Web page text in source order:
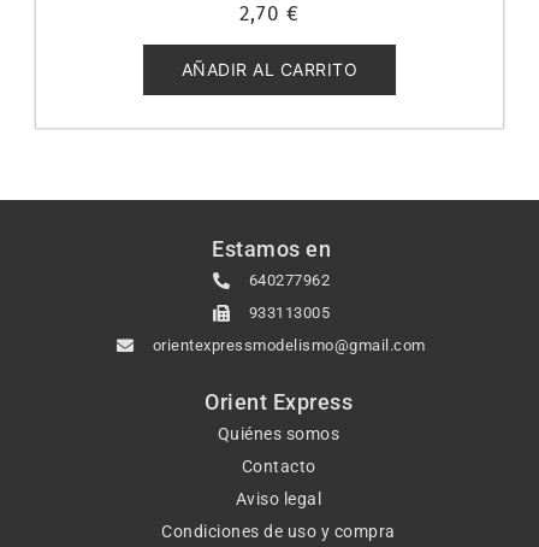
con
de
5
2,70 €
AÑADIR AL CARRITO
Estamos en
640277962
933113005
orientexpressmodelismo@gmail.com
Orient Express
Quiénes somos
Contacto
Aviso legal
Condiciones de uso y compra